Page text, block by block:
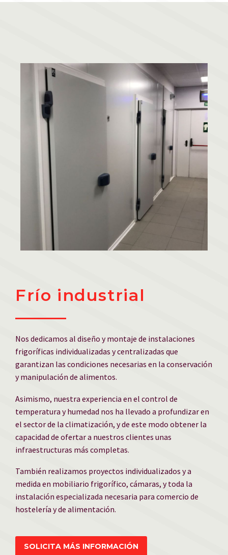
Frío industrial
Nos dedicamos al diseño y montaje de instalaciones
frigoríficas individualizadas y centralizadas que
garantizan las condiciones necesarias en la conservación
y manipulación de alimentos.
Asimismo, nuestra experiencia en el control de
temperatura y humedad nos ha llevado a profundizar en
el sector de la climatización, y de este modo obtener la
capacidad de ofertar a nuestros clientes unas
infraestructuras más completas.
También realizamos proyectos individualizados y a
medida en mobiliario frigorífico, cámaras, y toda la
instalación especializada necesaria para comercio de
hostelería y de alimentación.
SOLICITA MÁS INFORMACIÓN